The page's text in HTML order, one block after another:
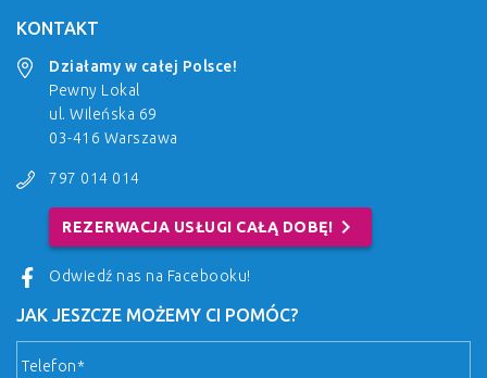
KONTAKT
Działamy w całej Polsce!
Pewny Lokal
ul. Wileńska 69
03-416 Warszawa
797 014 014
REZERWACJA USŁUGI CAŁĄ DOBĘ! chevron_right
Odwiedź nas na Facebooku!
JAK JESZCZE MOŻEMY CI POMÓC?